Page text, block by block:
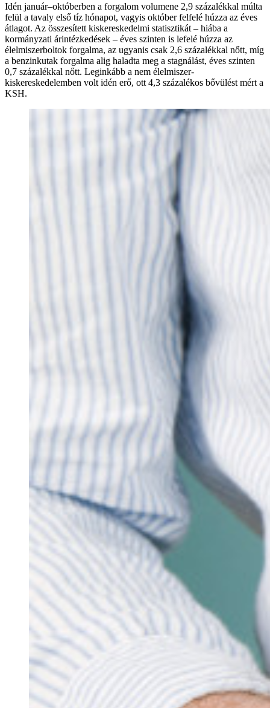
Idén január–októberben a forgalom volumene 2,9 százalékkal múlta
felül a tavaly első tíz hónapot, vagyis október felfelé húzza az éves
átlagot. Az összesített kiskereskedelmi statisztikát – hiába a
kormányzati árintézkedések – éves szinten is lefelé húzza az
élelmiszerboltok forgalma, az ugyanis csak 2,6 százalékkal nőtt, míg
a benzinkutak forgalma alig haladta meg a stagnálást, éves szinten
0,7 százalékkal nőtt. Leginkább a nem élelmiszer-
kiskereskedelemben volt idén erő, ott 4,3 százalékos bővülést mért a
KSH.